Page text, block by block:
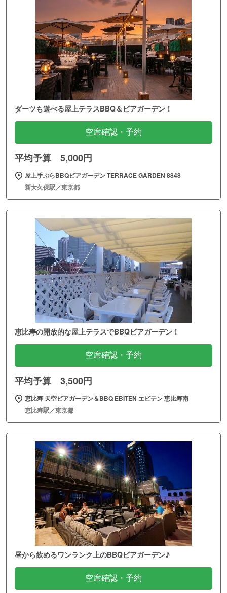
ダーツも遊べる屋上テラスBBQ＆ビアガーデン！
空席確認・予約
平均予算 5,000円
屋上手ぶらBBQビアガーデン TERRACE GARDEN 8848
新大久保駅／東京都
恵比寿の開放的な屋上テラスでBBQビアガーデン！
空席確認・予約
平均予算 3,500円
恵比寿 天空ビアガーデン＆BBQ EBITEN エビテン 恵比寿南
恵比寿駅／東京都
昼から飲めるワンランク上のBBQビアガーデン♪
空席確認・予約